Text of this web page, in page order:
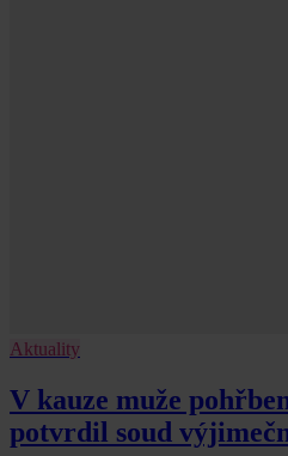
Aktuality
V kauze muže
potvrdil soud